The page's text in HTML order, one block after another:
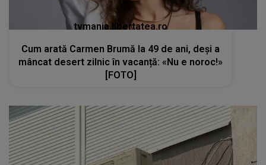
tvmania.libertatea.ro
Cum arată Carmen Brumă la 49 de ani, deși a
mâncat desert zilnic în vacanță: «Nu e noroc!»
[FOTO]